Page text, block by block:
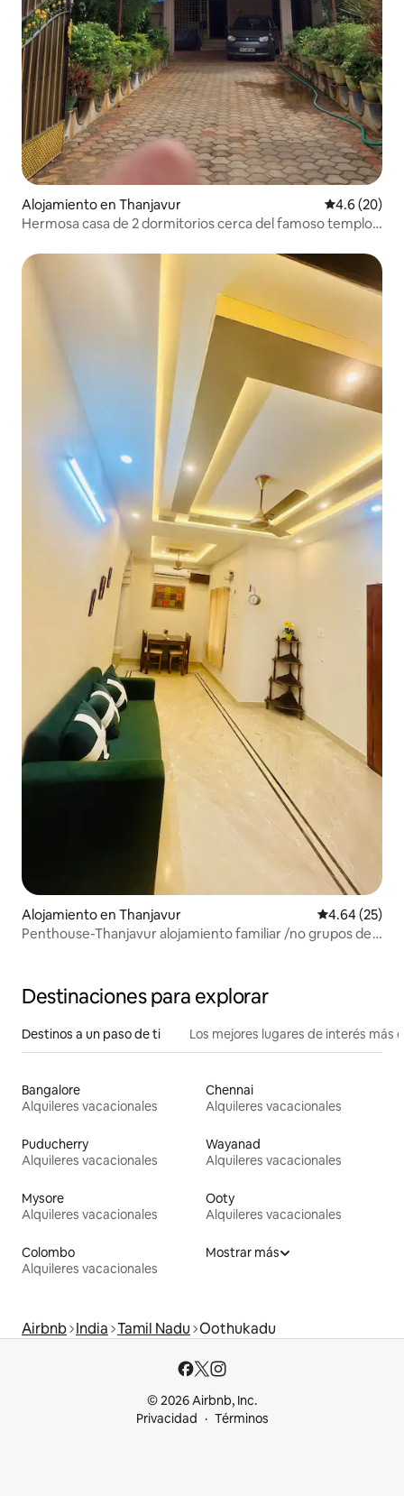
Alojamiento en Thanjavur Calificación
4.6 (20)
Hermosa casa de 2 dormitorios cerca del famoso templo
Alojamiento en Thanjavur Calificación
4.64 (25)
Penthouse-Thanjavur alojamiento familiar /no grupos de
Destinaciones para explorar
Destinos a un paso de ti Los mejores lugares de interés más
Bangalore
Alquileres vacacionales
Chennai
Alquileres vacacionales
Puducherry
Alquileres vacacionales
Wayanad
Alquileres vacacionales
Mysore
Alquileres vacacionales
Ooty
Alquileres vacacionales
Colombo
Alquileres vacacionales
Mostrar más
Airbnb India Tamil Nadu Oothukadu
© 2026 Airbnb, Inc.
Privacidad
Términos